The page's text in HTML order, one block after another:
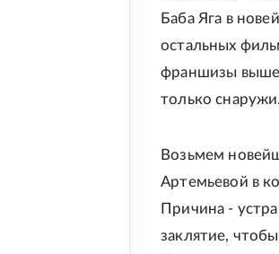
Баба Яга в
остальных
франшизы
только снаружи.
Возьмем
Артемьевой в
Причина -
заклятие,